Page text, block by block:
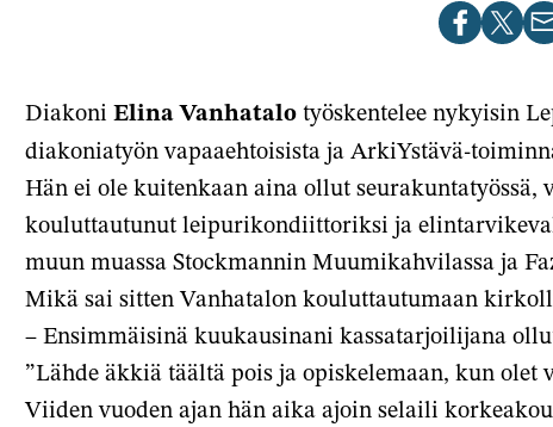
Jaa
artikkeli
Jaa
artikkeli
DiakoniElina Vanhatalotyöskentelee nykyisin
diakoniatyön vapaaehtoisista ja ArkiYstävä-
Hän ei ole kuitenkaan aina ollut seurakuntatyössä,
kouluttautunut leipurikondiittoriksi ja
muun muassa Stockmannin Muumikahvilassa ja
Mikä sai sitten Vanhatalon kouluttautumaan
– Ensimmäisinä kuukausinani kassatarjoilijana
”Lähde äkkiä täältä pois ja opiskelemaan, kun olet
Viiden vuoden ajan hän aika ajoin selaili